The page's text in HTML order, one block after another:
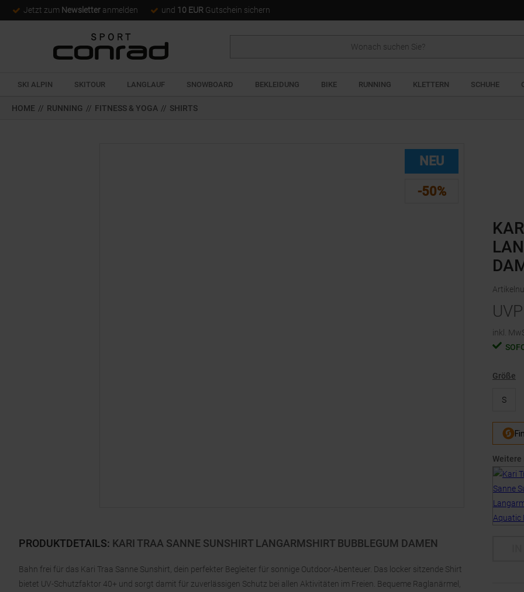
Jetzt zum Newsletter anmelden und 10 EUR Gutschein sichern
SKI ALPIN SKITOUR LANGLAUF SNOWBOARD BEKLEIDUNG BIKE RUNNING KLETTERN SCHUHE
HOME // RUNNING // FITNESS & YOGA // SHIRTS
NEU
-50%
PRODUKTDETAILS: KARI TRAA SANNE SUNSHIRT LANGARMSHIRT BUBBLEGUM DAMEN
Bahn frei für das Kari Traa Sanne Sunshirt, dein perfekter Begleiter für sonnige Outdoor-Abenteuer. Das locker sitzende Shirt
bietet UV-Schutzfaktor 40+ und sorgt damit für zuverlässigen Schutz bei allen Aktivitäten im Freien. Bequeme Raglanärmel,
UVP
inkl.
Größe
S
Weitere